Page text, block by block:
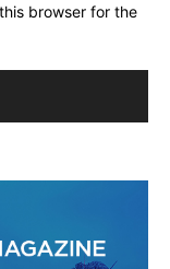
browser for the